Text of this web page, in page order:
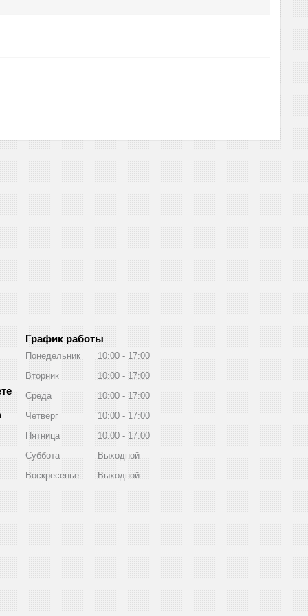
График работы
Понедельник 10:00
17:00
Вторник
10:00
17:00
Среда
10:00
17:00
Четверг
10:00
17:00
Пятница
10:00
17:00
Суббота
Выходной
Воскресенье
Выходной